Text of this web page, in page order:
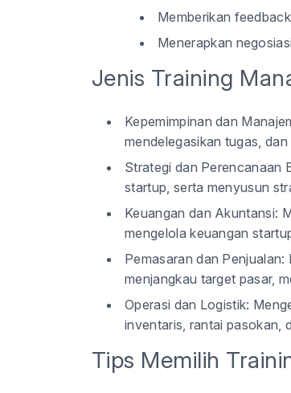
Memberikan
Menerapkan
Jenis Training
Kepemimpinan dan
mendelegasikan tugas,
Strategi dan Perencanaan
startup, serta menyusun
Keuangan dan Akuntansi:
mengelola keuangan
Pemasaran dan Penjualan:
menjangkau target pasar,
Operasi dan Logistik:
inventaris, rantai pasokan,
Tips Memilih